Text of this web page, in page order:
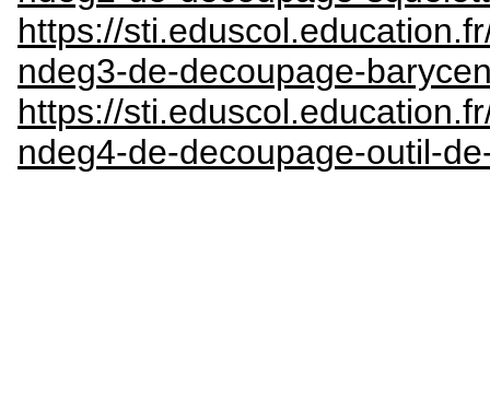
https://
ndeg3-de-decoupage-
https://
ndeg4-de-decoupage-outil-